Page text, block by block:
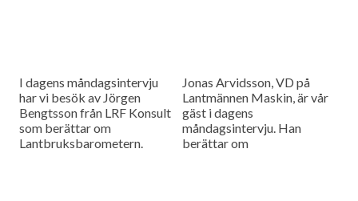
I dagens måndagsintervju
har vi besök av Jörgen
Bengtsson från LRF Konsult
som berättar om
Lantbruksbarometern.
Jonas Arvidsson, VD på
Lantmännen Maskin, är vår
gäst i dagens
måndagsintervju. Han
berättar om